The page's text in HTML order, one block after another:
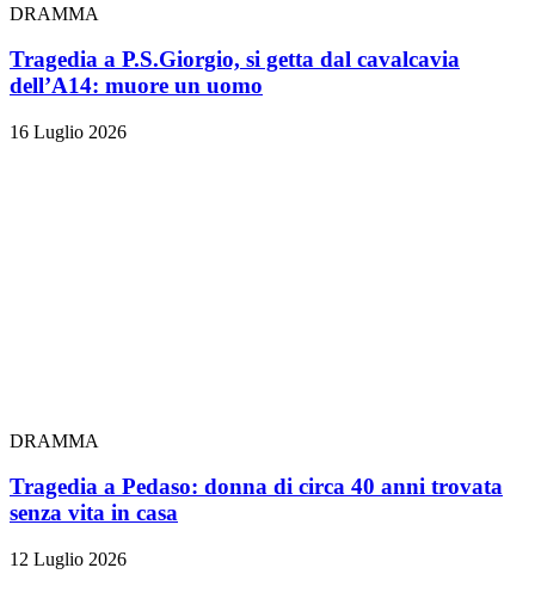
DRAMMA
Tragedia a P.S.Giorgio, si getta dal cavalcavia
dell’A14: muore un uomo
16 Luglio 2026
DRAMMA
Tragedia a Pedaso: donna di circa 40 anni trovata
senza vita in casa
12 Luglio 2026